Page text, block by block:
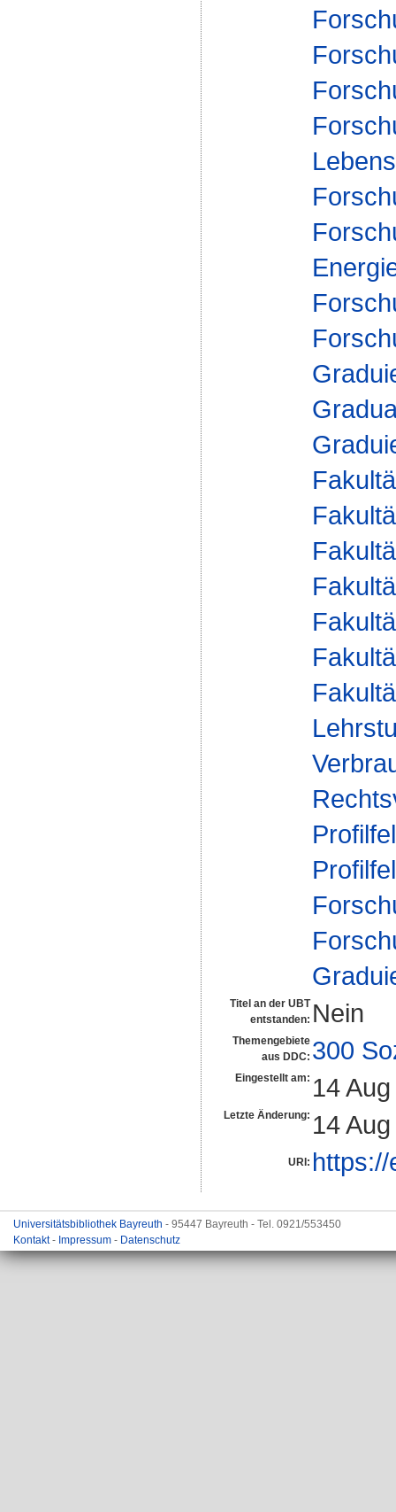
Titel an der UBT
entstanden: Nein
Themengebiete
aus DDC: 300
Eingestellt am: 14
Letzte Änderung: 14
URI:
Universitätsbibliothek Bayreuth - 95447 Bayreuth - Tel. 0921/553450
Kontakt- Impressum - Datenschutz